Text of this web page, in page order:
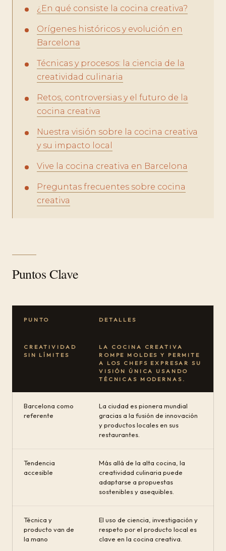
¿En qué consiste la cocina creativa?
Orígenes históricos y evolución en
Barcelona
Técnicas y procesos: la ciencia de la
creatividad culinaria
Retos, controversias y el futuro de la
cocina creativa
Nuestra visión sobre la cocina creativa
y su impacto local
Vive la cocina creativa en Barcelona
Preguntas frecuentes sobre cocina
creativa
Puntos Clave
PUNTO DETALLES
CREATIVIDAD
SIN LÍMITES
LA COCINA CREATIVA
ROMPE MOLDES Y PERMITE
A LOS CHEFS EXPRESAR SU
VISIÓN ÚNICA USANDO
TÉCNICAS MODERNAS.
Barcelona como
referente
La ciudad es pionera mundial
gracias a la fusión de innovación
y productos locales en sus
restaurantes.
Tendencia
accesible
Más allá de la alta cocina, la
creatividad culinaria puede
adaptarse a propuestas
sostenibles y asequibles.
Técnica y
producto van de
la mano
El uso de ciencia, investigación y
respeto por el producto local es
clave en la cocina creativa.